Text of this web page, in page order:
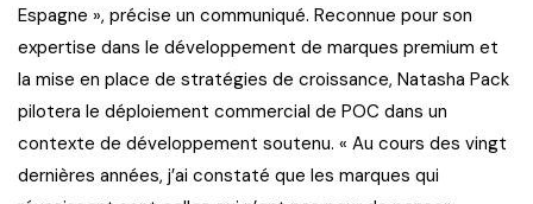
Espagne », précise un communiqué. Reconnue pour son
expertise dans le développement de marques premium et
la mise en place de stratégies de croissance, Natasha Pack
pilotera le déploiement commercial de POC dans un
contexte de développement soutenu. « Au cours des vingt
dernières années, j’ai constaté que les marques qui